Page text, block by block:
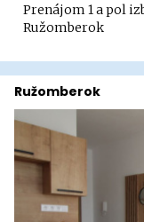
Prenájom 1 a pol
Ružomberok
Ružomberok